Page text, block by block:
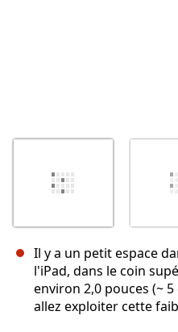
Il y a un petit espace
l'iPad, dans le coin
environ 2,0 pouces (~
allez exploiter cette